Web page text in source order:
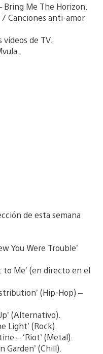
Bring Me The Horizon.
Canciones anti-amor
de TV.
de esta semana
You Were Trouble’
to Me’ (en directo en el
(Hip-Hop) –
(Alternativo).
Light’ (Rock).
– ‘Riot’ (Metal).
Garden’ (Chill).